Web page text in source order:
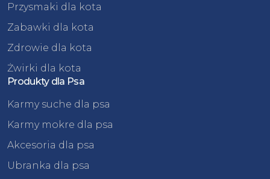
Przysmaki dla kota
Zabawki dla kota
Zdrowie dla kota
Żwirki dla kota
Produkty dla Psa
Karmy suche dla psa
Karmy mokre dla psa
Akcesoria dla psa
Ubranka dla psa